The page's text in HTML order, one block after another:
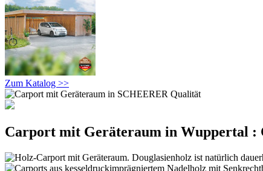
Zum Katalog >>
Carport mit Geräteraum in Wuppertal :